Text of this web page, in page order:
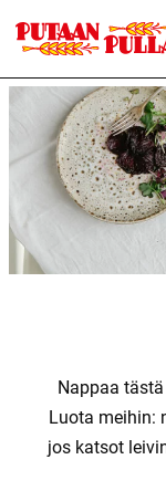
Siirry
suoraan
Putaan Pulla
Nappaa
Luota meihin:
jos katsot